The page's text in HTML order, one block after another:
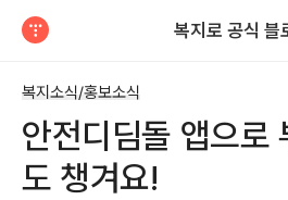
복지로 공식 블
복지소식/홍보소식
안전디딤돌 앱으로
도 챙겨요!